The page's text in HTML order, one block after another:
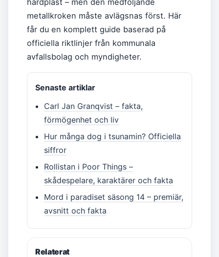
hårdplast – men den medföljande
metallkroken måste avlägsnas först. Här
får du en komplett guide baserad på
officiella riktlinjer från kommunala
avfallsbolag och myndigheter.
Senaste artiklar
Carl Jan Granqvist – fakta,
förmögenhet och liv
Hur många dog i tsunamin? Officiella
siffror
Rollistan i Poor Things –
skådespelare, karaktärer och fakta
Mord i paradiset säsong 14 – premiär,
avsnitt och fakta
Relaterat